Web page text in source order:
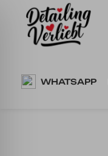
Springe
WHATSAPP